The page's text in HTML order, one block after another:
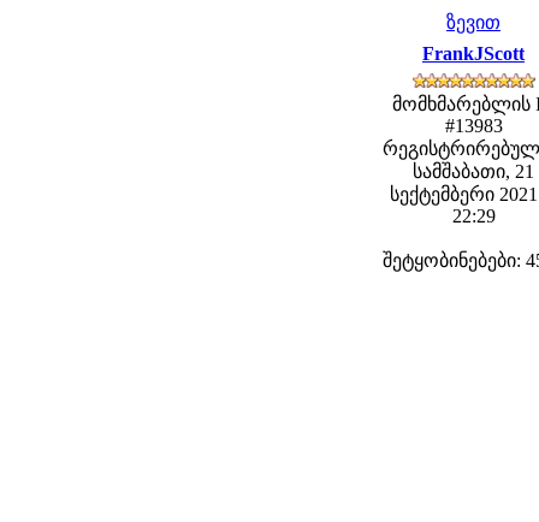
ზევით
FrankJScott
მომხმარებლის
#13983
სამშაბათი, 21
სექტემბერი
22:29
შეტყობინებები: